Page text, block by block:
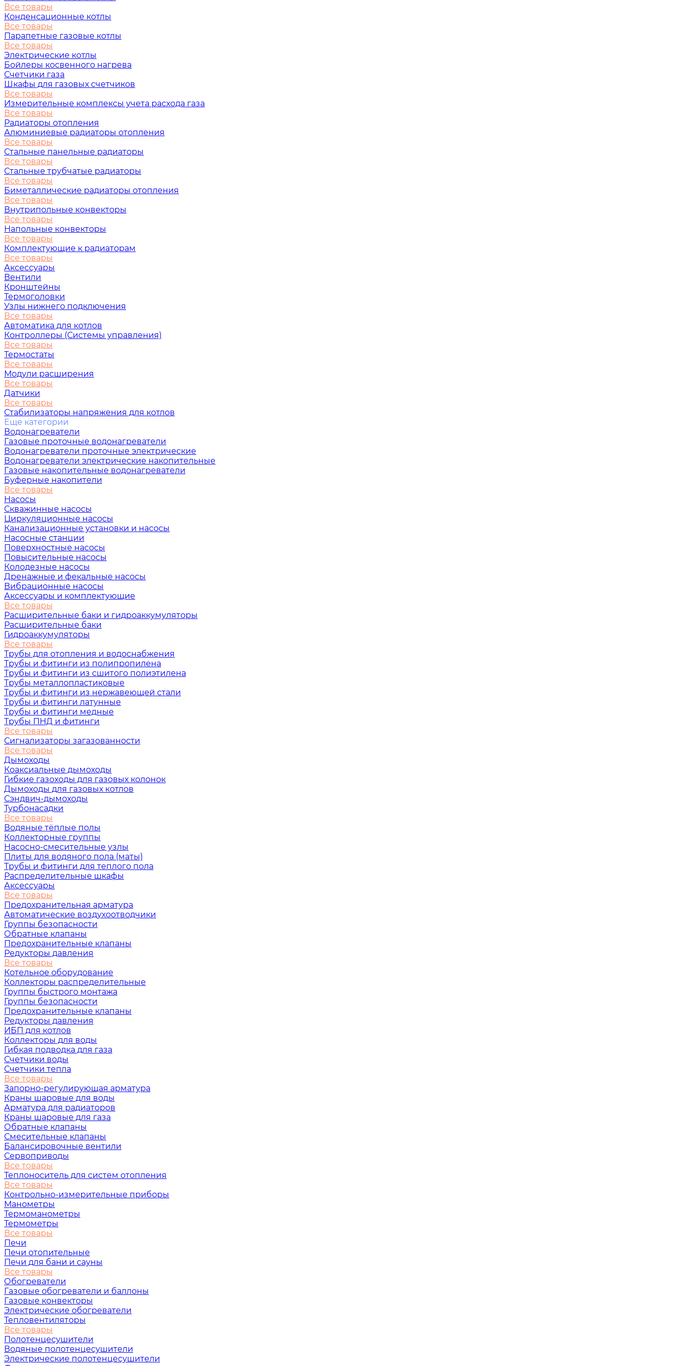
Все товары
Конденсационные котлы
Все товары
Парапетные газовые котлы
Все товары
Электрические котлы
Бойлеры косвенного нагрева
Счетчики газа
Шкафы для газовых счетчиков
Все товары
Измерительные комплексы учета расхода газа
Все товары
Радиаторы отопления
Алюминиевые радиаторы отопления
Все товары
Стальные панельные радиаторы
Все товары
Стальные трубчатые радиаторы
Все товары
Биметаллические радиаторы отопления
Все товары
Внутрипольные конвекторы
Все товары
Напольные конвекторы
Все товары
Комплектующие к радиаторам
Все товары
Аксессуары
Вентили
Кронштейны
Термоголовки
Узлы нижнего подключения
Все товары
Автоматика для котлов
Контроллеры (Системы управления)
Все товары
Термостаты
Все товары
Модули расширения
Все товары
Датчики
Все товары
Стабилизаторы напряжения для котлов
Еще категории
Водонагреватели
Газовые проточные водонагреватели
Водонагреватели проточные электрические
Водонагреватели электрические накопительные
Газовые накопительные водонагреватели
Буферные накопители
Все товары
Насосы
Скважинные насосы
Циркуляционные насосы
Канализационные установки и насосы
Насосные станции
Поверхностные насосы
Повысительные насосы
Колодезные насосы
Дренажные и фекальные насосы
Вибрационные насосы
Аксессуары и комплектующие
Все товары
Расширительные баки и гидроаккумуляторы
Расширительные баки
Гидроаккумуляторы
Все товары
Трубы для отопления и водоснабжения
Трубы и фитинги из полипропилена
Трубы и фитинги из сшитого полиэтилена
Трубы металлопластиковые
Трубы и фитинги из нержавеющей стали
Трубы и фитинги латунные
Трубы и фитинги медные
Трубы ПНД и фитинги
Все товары
Сигнализаторы загазованности
Все товары
Дымоходы
Коаксиальные дымоходы
Гибкие газоходы для газовых колонок
Дымоходы для газовых котлов
Сэндвич-дымоходы
Турбонасадки
Все товары
Водяные тёплые полы
Коллекторные группы
Насосно-смесительные узлы
Плиты для водяного пола (маты)
Трубы и фитинги для теплого пола
Распределительные шкафы
Аксессуары
Все товары
Предохранительная арматура
Автоматические воздухоотводчики
Группы безопасности
Обратные клапаны
Предохранительные клапаны
Редукторы давления
Все товары
Котельное оборудование
Коллекторы распределительные
Группы быстрого монтажа
Группы безопасности
Предохранительные клапаны
Редукторы давления
ИБП для котлов
Коллекторы для воды
Гибкая подводка для газа
Счетчики воды
Счетчики тепла
Все товары
Запорно-регулирующая арматура
Краны шаровые для воды
Арматура для радиаторов
Краны шаровые для газа
Обратные клапаны
Смесительные клапаны
Балансировочные вентили
Сервоприводы
Все товары
Теплоноситель для систем отопления
Все товары
Контрольно-измерительные приборы
Манометры
Термоманометры
Термометры
Все товары
Печи
Печи отопительные
Печи для бани и сауны
Все товары
Обогреватели
Газовые обогреватели и баллоны
Газовые конвекторы
Электрические обогреватели
Тепловентиляторы
Все товары
Полотенцесушители
Водяные полотенцесушители
Электрические полотенцесушители